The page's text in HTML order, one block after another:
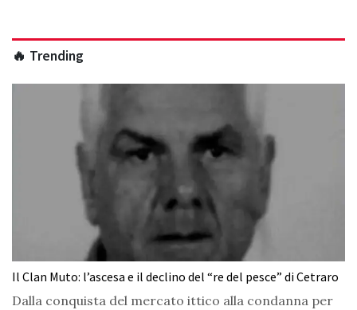
🔥 Trending
Il Clan Muto: l’ascesa e il declino del “re del pesce” di Cetraro
Dalla conquista del mercato ittico alla condanna per